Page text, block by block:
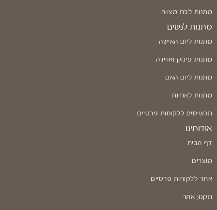
מתנות לבת מצווה
מתנות לנשים
מתנות ליום האישה
מתנות פינוק ואווירה
מתנות ליום האם
מתנות לאחיות
תכשיטים ללקוחות פרטיים
אודותינו
דף הבית
מוצרים
אתר ללקוחות פרטיים
תקנון אתר